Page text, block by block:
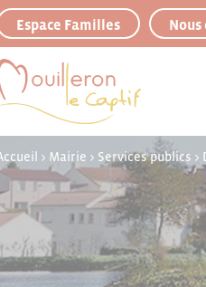
Espace Familles
> Mairie > Services publics >
des cookies